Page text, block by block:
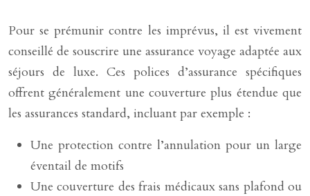
Pour se prémunir contre les imprévus, il est vivement
conseillé de souscrire une assurance voyage adaptée aux
séjours de luxe. Ces polices d’assurance spécifiques
offrent généralement une couverture plus étendue que
les assurances standard, incluant par exemple :
Une protection contre l’annulation pour un large
éventail de motifs
Une couverture des frais médicaux sans plafond ou